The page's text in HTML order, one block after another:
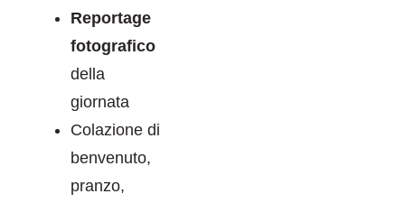
Reportage
fotografico
della
giornata
Colazione di
benvenuto,
pranzo,